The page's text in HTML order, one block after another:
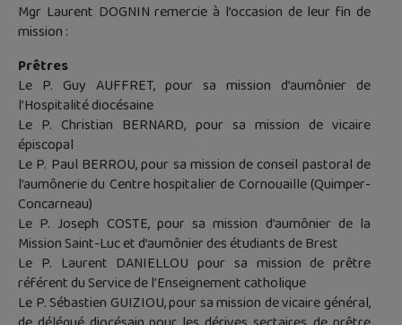
Mgr Laurent DOGNIN remercie à l’occasion de leur fin de
mission :
Prêtres
Le P. Guy AUFFRET, pour sa mission d’aumônier de
l’Hospitalité diocésaine
Le P. Christian BERNARD, pour sa mission de vicaire
épiscopal
Le P. Paul BERROU, pour sa mission de conseil pastoral de
l’aumônerie du Centre hospitalier de Cornouaille (Quimper-
Concarneau)
Le P. Joseph COSTE, pour sa mission d’aumônier de la
Mission Saint-Luc et d’aumônier des étudiants de Brest
Le P. Laurent DANIELLOU pour sa mission de prêtre
référent du Service de l’Enseignement catholique
Le P. Sébastien GUIZIOU, pour sa mission de vicaire général,